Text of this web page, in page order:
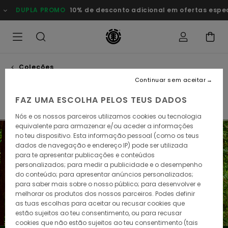
para
a
produtos
10% de desconto adicional em ofertas especiais Poupa
Coleções
FAZ UMA ESCOLHA PELOS TEUS DADOS
Nós e os nossos parceiros utilizamos cookies ou tecnologia
equivalente para armazenar e/ou aceder a informações
no teu dispositivo. Esta informação pessoal (como os teus
dados de navegação e endereço IP) pode ser utilizada
para te apresentar publicações e conteúdos
personalizados; para medir a publicidade e o desempenho
do conteúdo; para apresentar anúncios personalizados;
para saber mais sobre o nosso público; para desenvolver e
melhorar os produtos dos nossos parceiros. Podes definir
as tuas escolhas para aceitar ou recusar cookies que
estão sujeitos ao teu consentimento, ou para recusar
cookies que não estão sujeitos ao teu consentimento (tais
Continuar sem aceitar